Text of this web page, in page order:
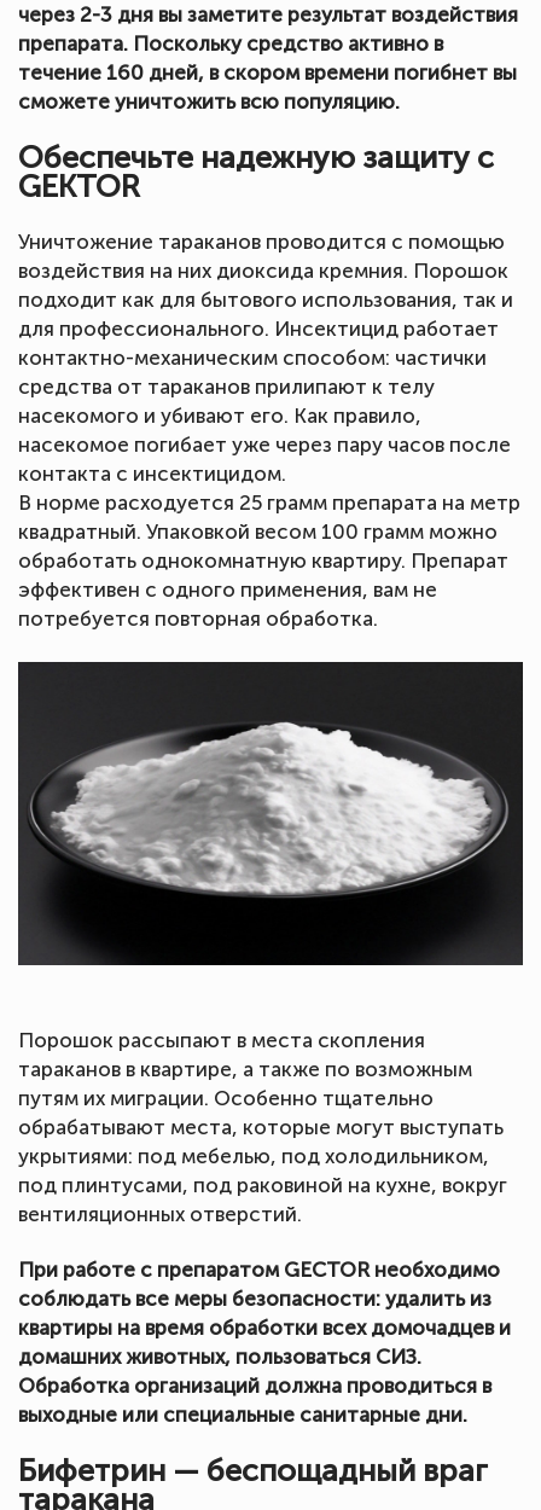
через 2-3 дня вы заметите результат воздействия
препарата. Поскольку средство активно в
течение 160 дней, в скором времени погибнет вы
сможете уничтожить всю популяцию.
Обеспечьте надежную защиту с
GEKTOR
Уничтожение тараканов проводится с помощью
воздействия на них диоксида кремния. Порошок
подходит как для бытового использования, так и
для профессионального. Инсектицид работает
контактно-механическим способом: частички
средства от тараканов прилипают к телу
насекомого и убивают его. Как правило,
насекомое погибает уже через пару часов после
контакта с инсектицидом.
В норме расходуется 25 грамм препарата на метр
квадратный. Упаковкой весом 100 грамм можно
обработать однокомнатную квартиру. Препарат
эффективен с одного применения, вам не
потребуется повторная обработка.
Порошок рассыпают в места скопления
тараканов в квартире, а также по возможным
путям их миграции. Особенно тщательно
обрабатывают места, которые могут выступать
укрытиями: под мебелью, под холодильником,
под плинтусами, под раковиной на кухне, вокруг
вентиляционных отверстий.
При работе с препаратом GECTOR необходимо
соблюдать все меры безопасности: удалить из
квартиры на время обработки всех домочадцев и
домашних животных, пользоваться СИЗ.
Обработка организаций должна проводиться в
выходные или специальные санитарные дни.
Бифетрин — беспощадный враг
таракана